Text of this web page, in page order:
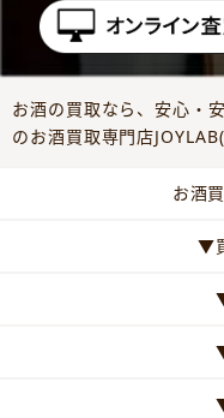
お酒の買取なら、安心・
のお酒買取専門店
お酒
▼